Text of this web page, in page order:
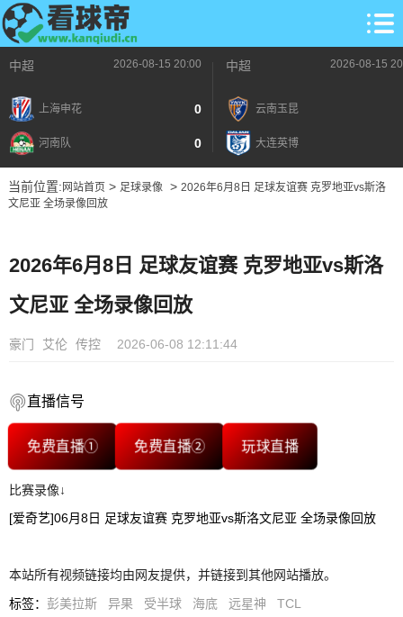
中超 2026-08-15 20:00
上海申花 0
河南队 0
中超 2026-08-15
云南玉昆
大连英博
当前位置: 网站首页> 足球录像 > 2026年6月8日 足球友谊赛 克罗地亚vs斯洛
文尼亚 全场录像回放
2026年6月8日 足球友谊赛 克罗地亚vs斯洛
文尼亚 全场录像回放
豪门 艾伦 传控 2026-06-08 12:11:44
直播信号
免费直播① 免费直播② 玩球直播
比赛录像↓
[爱奇艺]06月8日 足球友谊赛 克罗地亚vs斯洛文尼亚 全场录像回放
本站所有视频链接均由网友提供，并链接到其他网站播放。
标签： 彭美拉斯 异果 受半球 海底 远星神 TCL